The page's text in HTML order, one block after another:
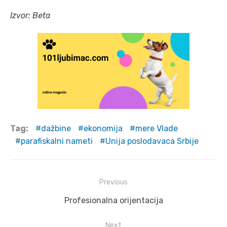
Izvor: Beta
Tag: dažbine ekonomija
mere Vlade
parafiskalni nameti
Unija poslodavaca Srbije
navigation
Previous
Previous
Profesionalna orijentacija
Next